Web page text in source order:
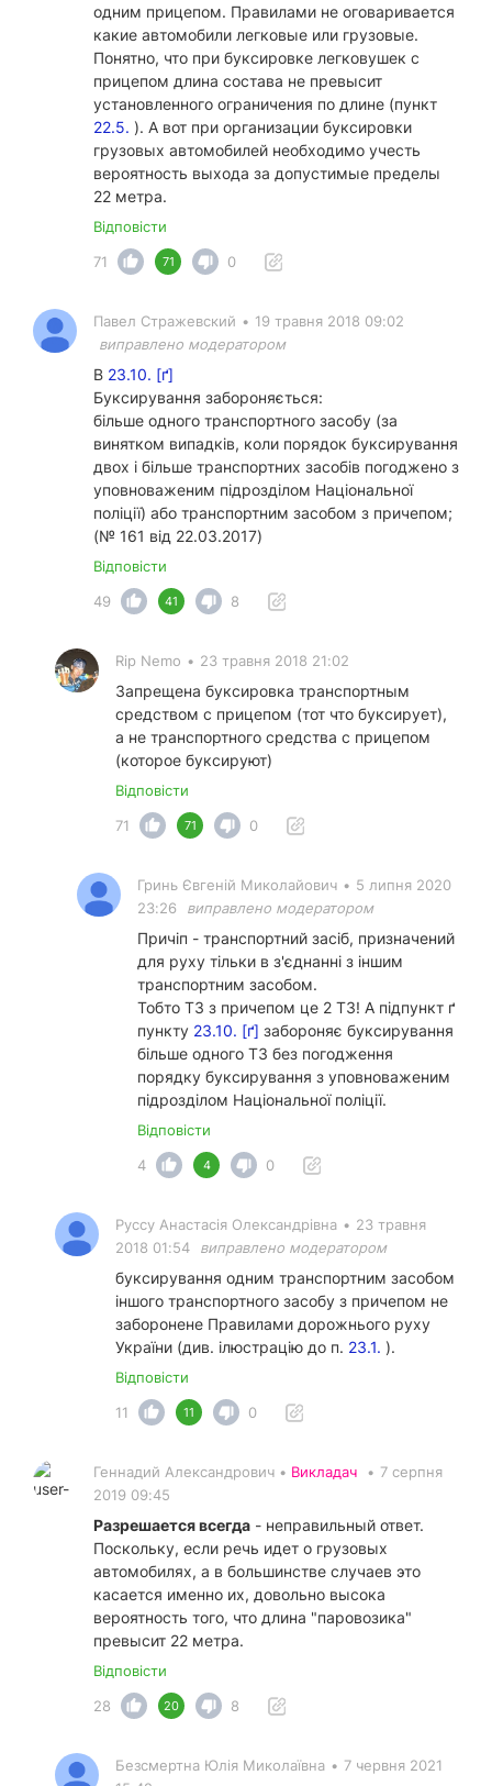
одним прицепом. Правилами не оговаривается
какие автомобили легковые или грузовые.
Понятно, что при буксировке легковушек с
прицепом длина состава не превысит
установленного ограничения по длине (пункт
22.5. ). А вот при организации буксировки
грузовых автомобилей необходимо учесть
вероятность выхода за допустимые пределы
22 метра.
Відповісти
71
71 0
Павел Стражевский • 19 травня 2018 09:02
виправлено модератором
В 23.10. [ґ]
Буксирування забороняється:
більше одного транспортного засобу (за
винятком випадків, коли порядок буксирування
двох і більше транспортних засобів погоджено з
уповноваженим підрозділом Національної
поліції) або транспортним засобом з причепом;
(№ 161 від 22.03.2017)
Відповісти
49
41 8
Rip Nemo • 23 травня 2018 21:02
Запрещена буксировка транспортным
средством с прицепом (тот что буксирует),
а не транспортного средства с прицепом
(которое буксируют)
Відповісти
71
71 0
Гринь Євгеній Миколайович • 5 липня 2020
23:26
виправлено модератором
Причіп - транспортний засіб, призначений
для руху тільки в з'єднанні з іншим
транспортним засобом.
Тобто ТЗ з причепом це 2 ТЗ! А підпункт ґ
пункту 23.10. [ґ] забороняє буксирування
більше одного ТЗ без погодження
порядку буксирування з уповноваженим
підрозділом Національної поліції.
Відповісти
4
4 0
Руссу Анастасія Олександрівна • 23 травня
2018 01:54
виправлено модератором
буксирування одним транспортним засобом
іншого транспортного засобу з причепом не
заборонене Правилами дорожнього руху
України (див. ілюстрацію до п. 23.1. ).
Відповісти
11
11 0
Геннадий Александрович • Викладач • 7 серпня
2019 09:45
Разрешается всегда - неправильный ответ.
Поскольку, если речь идет о грузовых
автомобилях, а в большинстве случаев это
касается именно их, довольно высока
вероятность того, что длина "паровозика"
превысит 22 метра.
Відповісти
28
20 8
Безсмертна Юлія Миколаївна • 7 червня 2021